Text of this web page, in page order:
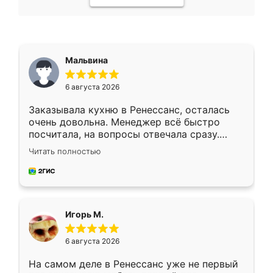
Мальвина
6 августа 2026
Заказывала кухню в Ренессанс, осталась
очень довольна. Менеджер всё быстро
посчитала, на вопросы отвечала сразу.
Замерщик приехал в субботу, подошёл к
делу со всей ответственностью. Собрали
за день, ребята работали аккуратно, даже
Читать полностью
Игорь М.
6 августа 2026
На самом деле в Ренессанс уже не первый